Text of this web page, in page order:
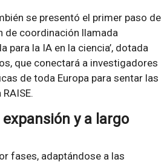
se presentó el primer paso de
de coordinación llamada
para la IA en la ciencia’, dotada
que conectará a investigadores
de toda Europa para sentar las
y a largo
fases, adaptándose a las